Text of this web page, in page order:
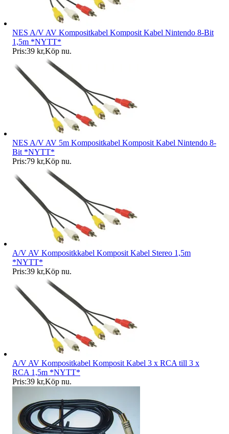
NES A/V AV Kompositkabel Komposit Kabel Nintendo 8-Bit
1,5m *NYTT*
Pris:39 kr,Köp nu.
NES A/V AV 5m Kompositkabel Komposit Kabel Nintendo 8-
Bit *NYTT*
Pris:79 kr,Köp nu.
A/V AV Kompositkkabel Komposit Kabel Stereo 1,5m
*NYTT*
Pris:39 kr,Köp nu.
A/V AV Kompositkabel Komposit Kabel 3 x RCA till 3 x
RCA 1,5m *NYTT*
Pris:39 kr,Köp nu.